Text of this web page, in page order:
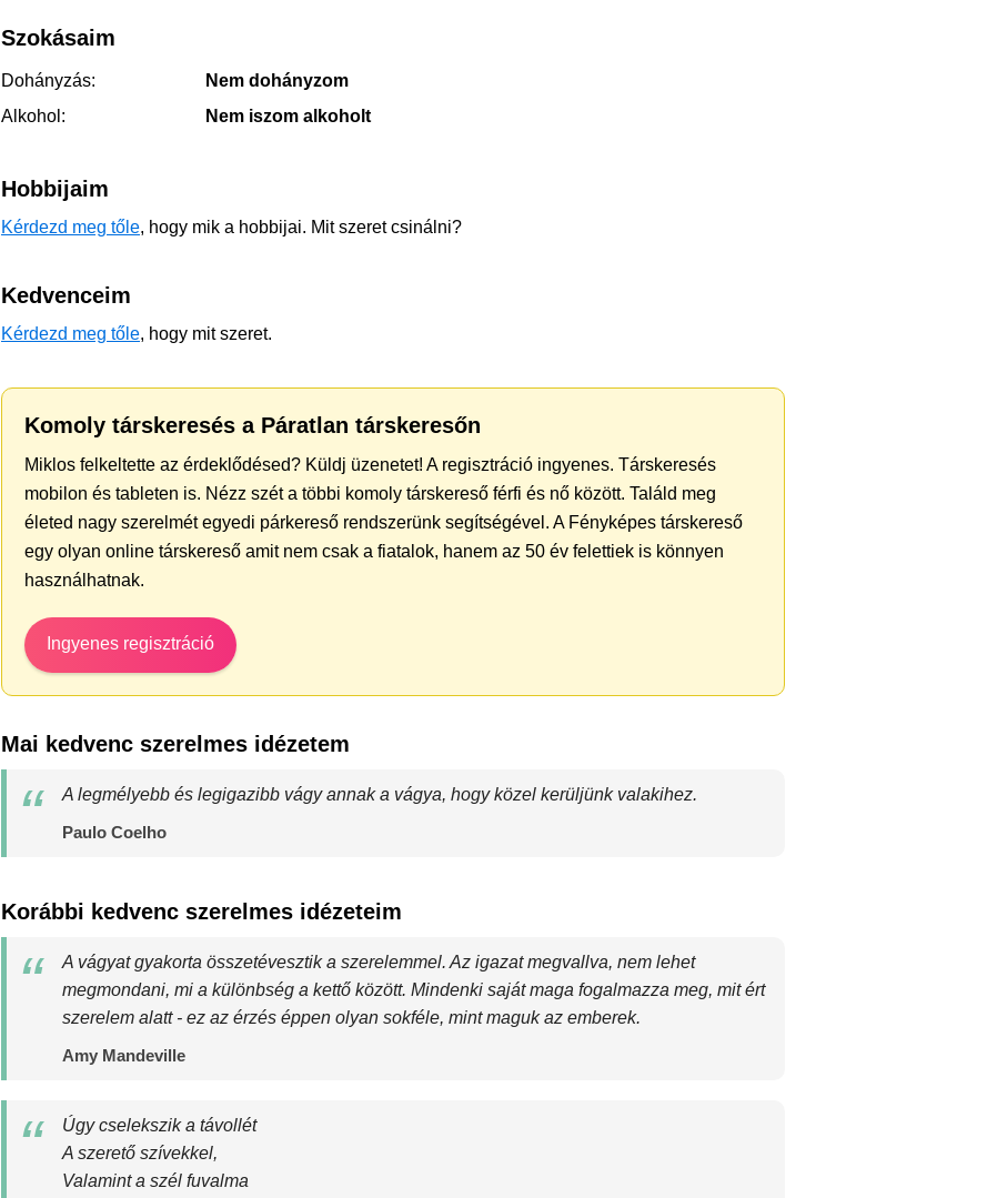
Szokásaim
Dohányzás:
Nem dohányzom
Alkohol:
Nem iszom alkoholt
Hobbijaim
Kérdezd meg tőle, hogy mik a hobbijai. Mit szeret csinálni?
Kedvenceim
Kérdezd meg tőle, hogy mit szeret.
Komoly társkeresés a Páratlan társkeresőn
Miklos felkeltette az érdeklődésed? Küldj üzenetet! A regisztráció ingyenes. Társkeresés
mobilon és tableten is. Nézz szét a többi komoly társkereső férfi és nő között. Találd meg
életed nagy szerelmét egyedi párkereső rendszerünk segítségével. A Fényképes társkereső
egy olyan online társkereső amit nem csak a fiatalok, hanem az 50 év felettiek is könnyen
használhatnak.
Ingyenes regisztráció
Mai kedvenc szerelmes idézetem
A legmélyebb és legigazibb vágy annak a vágya, hogy közel kerüljünk valakihez.
Paulo Coelho
Korábbi kedvenc szerelmes idézeteim
A vágyat gyakorta összetévesztik a szerelemmel. Az igazat megvallva, nem lehet
megmondani, mi a különbség a kettő között. Mindenki saját maga fogalmazza meg, mit ért
szerelem alatt - ez az érzés éppen olyan sokféle, mint maguk az emberek.
Amy Mandeville
Úgy cselekszik a távollét
A szerető szívekkel,
Valamint a szél fuvalma